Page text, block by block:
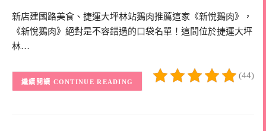
新店建國路美食、捷運大坪林站鵝肉推薦這家《新悅鵝肉》，
《新悅鵝肉》絕對是不容錯過的口袋名單！這間位於捷運大坪
林…
(44)
CONTINUE READING